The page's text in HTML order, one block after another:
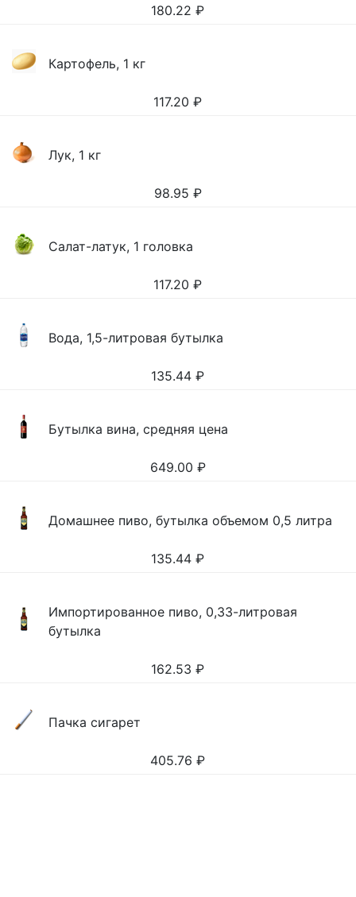
180.22 ₽
Картофель, 1 кг
117.20 ₽
Лук, 1 кг
98.95 ₽
Салат-латук, 1 головка
117.20 ₽
Вода, 1,5-литровая бутылка
135.44 ₽
Бутылка вина, средняя цена
649.00 ₽
Домашнее пиво, бутылка объемом 0,5 литра
135.44 ₽
Импортированное пиво, 0,33-литровая
бутылка
162.53 ₽
Пачка сигарет
405.76 ₽